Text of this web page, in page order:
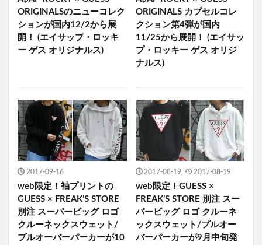
ORIGINALSのニューコレク
ションが国内12/2から展
開！ (エイサップ・ロッキ
ー ゲス オリジナルス)
ORIGINALS カプセルコレ
クション第4弾が国内
11/25から展開！ (エイサッ
プ・ロッキー ゲス オリジ
ナルス)
2017-09-16
web限定！袖プリントの
GUESS × FREAK’S STORE
別注 スーパービッグ ロゴ
クルーネックスウェット/
プルオーバーパーカーが10
2017-08-19 2017-08-19
web限定！GUESS ×
FREAK’S STORE 別注 スー
パービッグ ロゴ クルーネ
ックスウェット/プルオー
バーパーカーが9月中旬発